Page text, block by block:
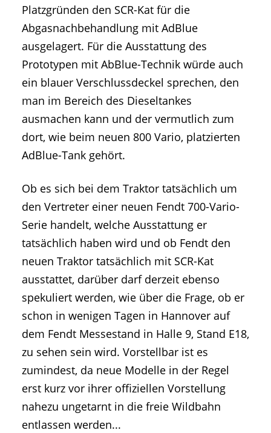
Platzgründen den SCR-Kat für die
Abgasnachbehandlung mit AdBlue
ausgelagert. Für die Ausstattung des
Prototypen mit AbBlue-Technik würde auch
ein blauer Verschlussdeckel sprechen, den
man im Bereich des Dieseltankes
ausmachen kann und der vermutlich zum
dort, wie beim neuen 800 Vario, platzierten
AdBlue-Tank gehört.
Ob es sich bei dem Traktor tatsächlich um
den Vertreter einer neuen Fendt 700-Vario-
Serie handelt, welche Ausstattung er
tatsächlich haben wird und ob Fendt den
neuen Traktor tatsächlich mit SCR-Kat
ausstattet, darüber darf derzeit ebenso
spekuliert werden, wie über die Frage, ob er
schon in wenigen Tagen in Hannover auf
dem Fendt Messestand in Halle 9, Stand E18,
zu sehen sein wird. Vorstellbar ist es
zumindest, da neue Modelle in der Regel
erst kurz vor ihrer offiziellen Vorstellung
nahezu ungetarnt in die freie Wildbahn
entlassen werden...